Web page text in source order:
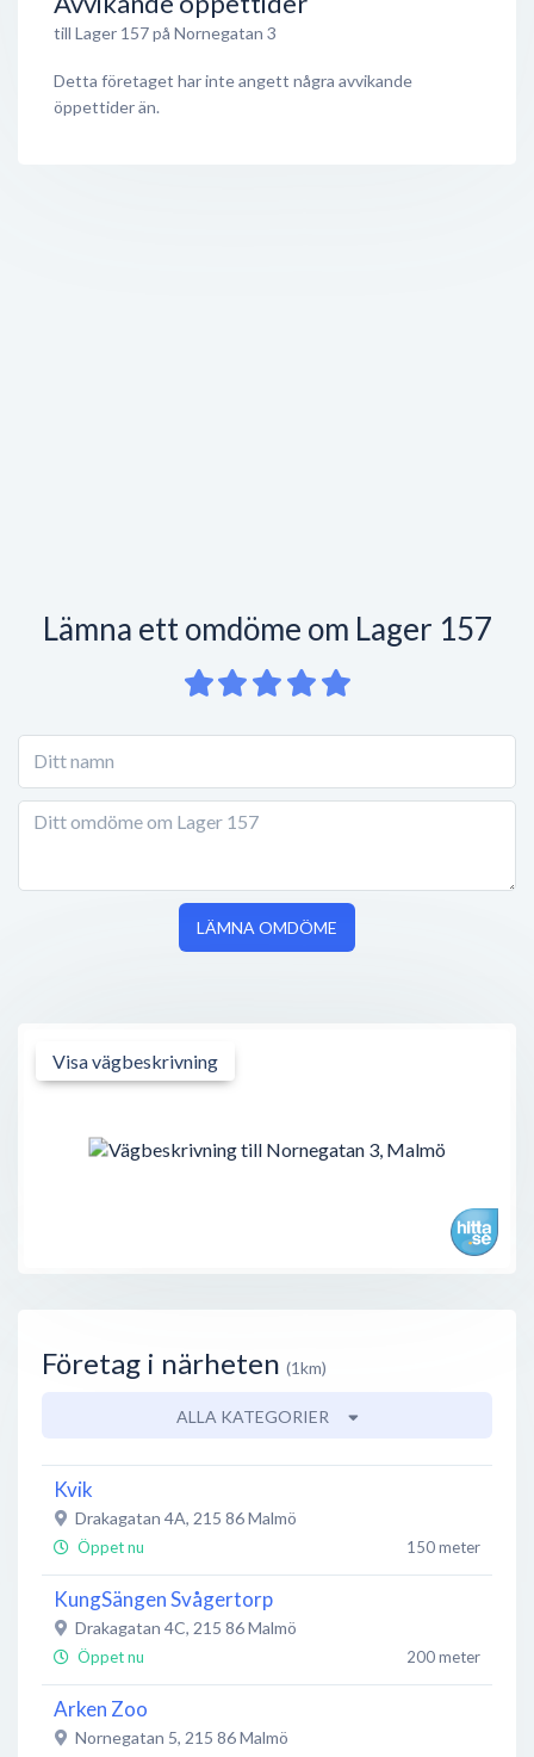
till Lager 157 på Nornegatan 3
Detta företaget har inte angett några avvikande
öppettider än.
Lämna ett omdöme om Lager 157
LÄMNA OMDÖME
Visa vägbeskrivning
Företag i närheten (1km)
ALLA KATEGORIER
Kvik
Drakagatan 4A, 215 86Malmö
Öppet nu 150 meter
KungSängen Svågertorp
Drakagatan 4C, 215 86Malmö
Öppet nu 200 meter
Arken Zoo
Nornegatan 5, 215 86Malmö